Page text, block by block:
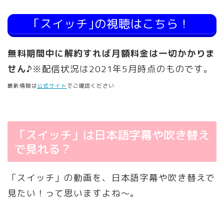
｢スイッチ｣の視聴はこちら！
無料期間中に解約すれば月額料金は一切かかりま
せん♪※配信状況は2021年5月時点のものです。
最新情報は公式サイト でご確認ください
「スイッチ」は日本語字幕や吹き替え
で見れる？
「スイッチ」の動画を、日本語字幕や吹き替えで
見たい！って思いますよね～。